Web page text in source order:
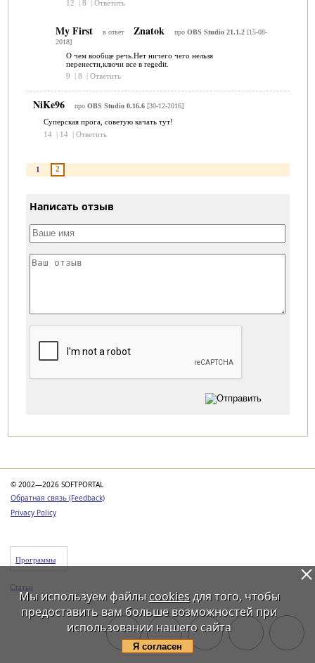
12
| 8 | Ответить
My First в ответ Znatok про OBS Studio 21.1.2[15-08-
2018]
О чем вообще речь.Нет ничего чего нельзя
перенести,ключи все в regedit.
9
| 8 | Ответить
NiKe96 про OBS Studio 0.16.6[30-12-2016]
Суперская прога, советую качать тут!
14 | 14 | Ответить
1 2
Написать отзыв
© 2002—2026 SOFTPORTAL
Обратная связь (Feedback)
Privacy Policy
Программы
Статьи
Мы используем файлы cookiesдля того, чтобы
предоставить вам больше возможностей при
использовании нашего сайта